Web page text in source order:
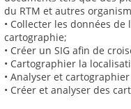
du RTM et autres
• Collecter les données de
cartographie;
• Créer un SIG afin de
• Cartographier la
• Analyser et
• Créer et analyser des